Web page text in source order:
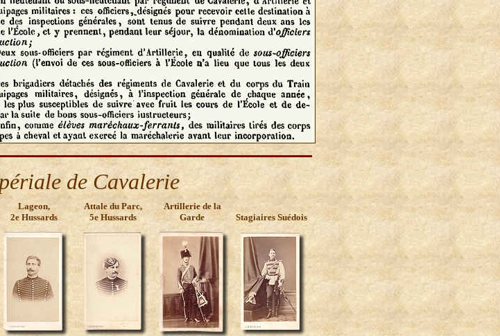
de Cavalerie
Lageon,
2e Hussards
Attale du Parc,
5e Hussards
Artillerie de la
Garde
Stagiaires Suédois